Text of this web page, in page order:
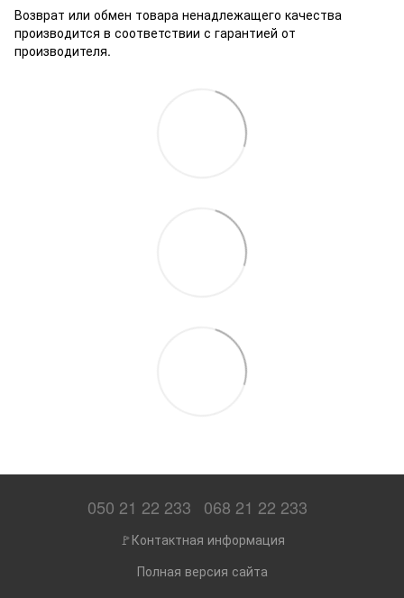
Возврат или обмен товара ненадлежащего качества
производится в соответствии с гарантией от
производителя.
050 21 22 233 068 21 22 233
🚩Контактная информация
Полная версия сайта